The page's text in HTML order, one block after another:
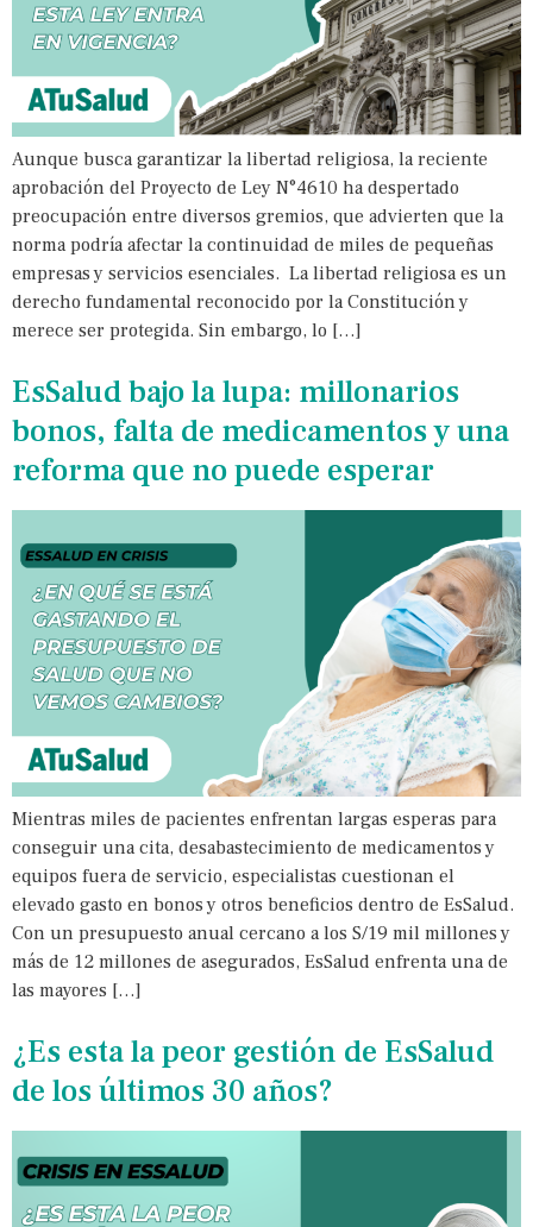
Aunque busca garantizar la libertad religiosa, la reciente
aprobación del Proyecto de Ley N°4610 ha despertado
preocupación entre diversos gremios, que advierten que la
norma podría afectar la continuidad de miles de pequeñas
empresas y servicios esenciales. La libertad religiosa es un
derecho fundamental reconocido por la Constitución y
merece ser protegida. Sin embargo, lo […]
EsSalud bajo la lupa: millonarios
bonos, falta de medicamentos y una
reforma que no puede esperar
Mientras miles de pacientes enfrentan largas esperas para
conseguir una cita, desabastecimiento de medicamentos y
equipos fuera de servicio, especialistas cuestionan el
elevado gasto en bonos y otros beneficios dentro de EsSalud.
Con un presupuesto anual cercano a los S/19 mil millones y
más de 12 millones de asegurados, EsSalud enfrenta una de
las mayores […]
¿Es esta la peor gestión de EsSalud
de los últimos 30 años?